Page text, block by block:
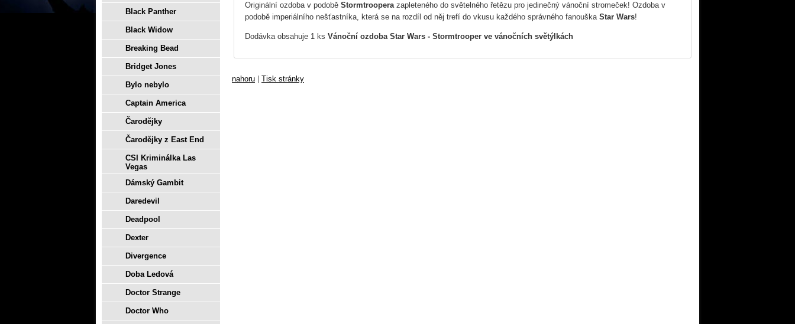
Originální ozdoba v podobě Stormtrooperazapleteného do světelného řetězu pro jedinečný vánoční stromeček! Ozdoba v
podobě imperiálního nešťastníka, která se na rozdíl od něj trefí do vkusu každého správného fanouška Star Wars!
Dodávka obsahuje 1 ks Vánoční ozdoba Star Wars - Stormtrooper ve vánočních světýlkách
nahoru Tisk stránky
Black Panther
Black Widow
Breaking Bead
Bridget Jones
Bylo nebylo
Captain America
Čarodějky
Čarodějky z East End
CSI Kriminálka Las
Vegas
Dámský Gambit
Daredevil
Deadpool
Dexter
Divergence
Doba Ledová
Doctor Strange
Doctor Who